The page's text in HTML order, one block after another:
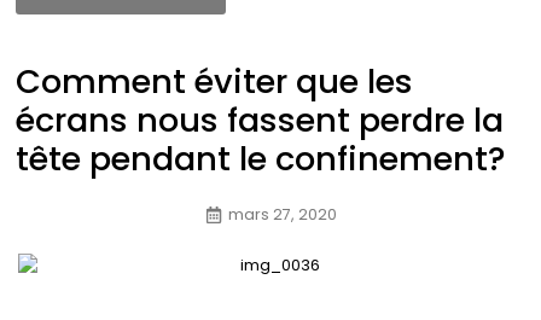
Comment éviter que les
écrans nous fassent perdre la
tête pendant le confinement?
mars 27, 2020